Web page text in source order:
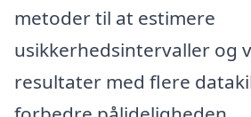
metoder til at estimere
usikkerhedsintervaller og
resultater med flere